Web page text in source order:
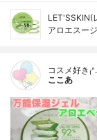
LET'SSKIN(
アロエスー
コスメ好き
ここあ